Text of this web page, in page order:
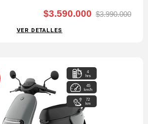
$3.590.000 $3.990.000
VER DETALLES
4
hrs
45
km/h
72
km